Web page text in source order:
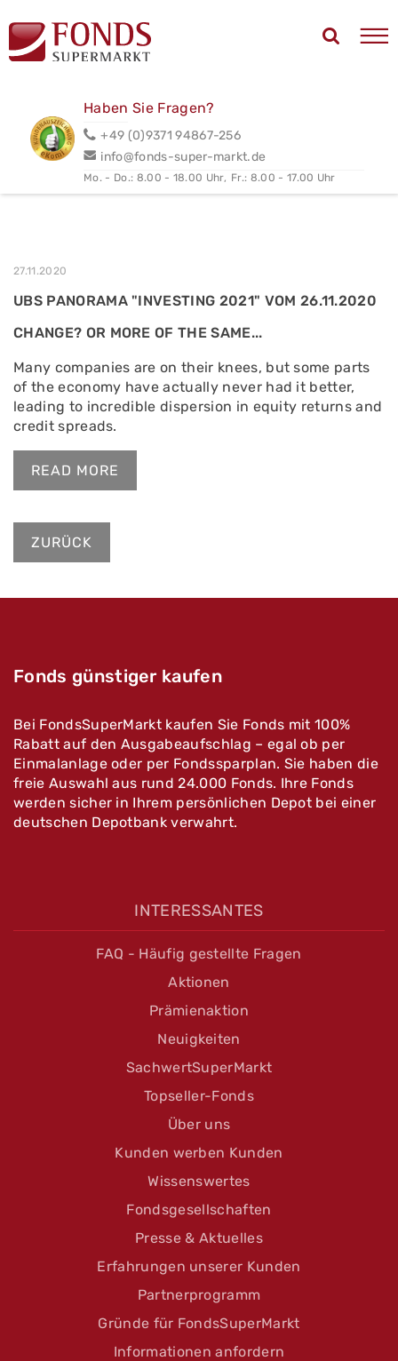
Haben Sie Fragen?
+49 (0)9371 94867-256
info@fonds-super-markt.de
Mo. - Do.: 8.00 - 18.00 Uhr, Fr.: 8.00 - 17.00 Uhr
27.11.2020
UBS PANORAMA "INVESTING 2021" VOM 26.11.2020
CHANGE? OR MORE OF THE SAME...
Many companies are on their knees, but some parts
of the economy have actually never had it better,
leading to incredible dispersion in equity returns and
credit spreads.
READ MORE
ZURÜCK
Fonds günstiger kaufen
Bei FondsSuperMarkt kaufen Sie Fonds mit 100%
Rabatt auf den Ausgabeaufschlag – egal ob per
Einmalanlage oder per Fondssparplan. Sie haben die
freie Auswahl aus rund 24.000 Fonds. Ihre Fonds
werden sicher in Ihrem persönlichen Depot bei einer
deutschen Depotbank verwahrt.
INTERESSANTES
FAQ - Häufig gestellte Fragen
Aktionen
Prämienaktion
Neuigkeiten
SachwertSuperMarkt
Topseller-Fonds
Über uns
Kunden werben Kunden
Wissenswertes
Fondsgesellschaften
Presse & Aktuelles
Erfahrungen unserer Kunden
Partnerprogramm
Gründe für FondsSuperMarkt
Informationen anfordern